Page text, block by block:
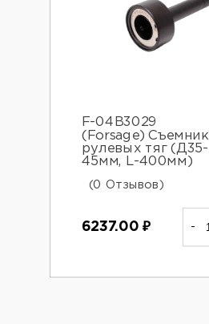
F-04B3029
(Forsage) Съемник
рулевых тяг (Д35-
45мм, L-400мм)
(0 Отзывов)
6237.00₽ -